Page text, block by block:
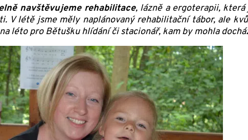
navštěvujeme rehabilitace, lázně a ergoterapii,
V létě jsme měly naplánovaný rehabilitační tábor, ale
léto pro Bětušku hlídání či stacionář, kam by mohla